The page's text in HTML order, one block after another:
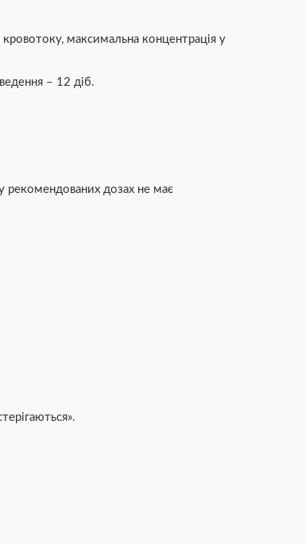
максимальна концентрація у
– 12 діб.
рекомендованих дозах не має